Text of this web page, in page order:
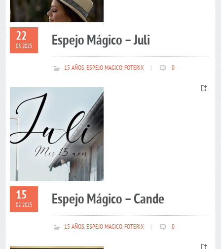
22
03 2025 Espejo Mágico – Juli
15 AÑOS,ESPEJO MAGICO,FOTERIX 0
15
02 2025 Espejo Mágico – Cande
15 AÑOS,ESPEJO MAGICO,FOTERIX 0